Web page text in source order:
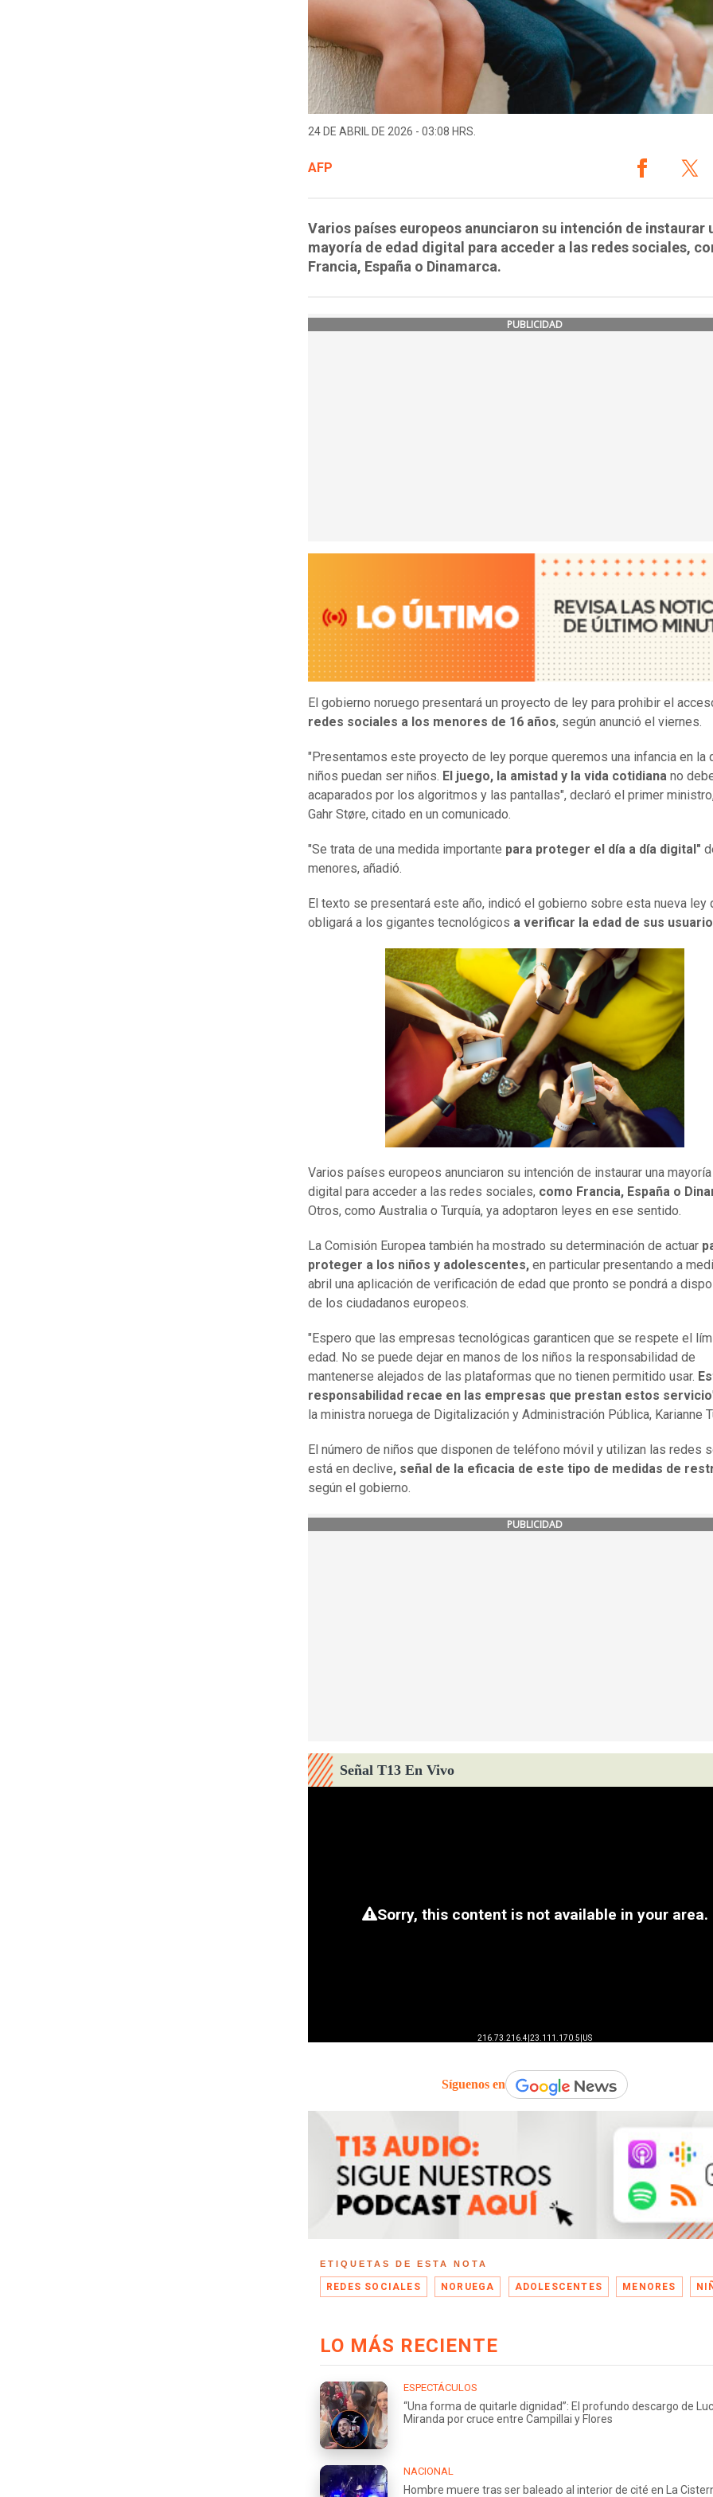
24 DE ABRIL DE 2026 - 03:08 HRS.
AFP
Varios países europeos anunciaron su intención de instaurar
mayoría de edad digital para acceder a las redes sociales,
Francia, España o Dinamarca.
PUBLICIDAD
El gobierno noruego presentará un proyecto de ley para prohibir el
redes sociales a los menores de 16 años, según anunció el viernes.
"Presentamos este proyecto de ley porque queremos una infancia en la
niños puedan ser niños. El juego, la amistad y la vida cotidiana no
acaparados por los algoritmos y las pantallas", declaró el primer
Gahr Støre, citado en un comunicado.
"Se trata de una medida importante para proteger el día a día digital"
menores, añadió.
El texto se presentará este año, indicó el gobierno sobre esta nueva ley
obligará a los gigantes tecnológicos a verificar la edad de sus
Varios países europeos anunciaron su intención de instaurar una
digital para acceder a las redes sociales, como Francia, España o
Otros, como Australia o Turquía, ya adoptaron leyes en ese sentido.
La Comisión Europea también ha mostrado su determinación de actuar
proteger a los niños y adolescentes, en particular presentando a
abril una aplicación de verificación de edad que pronto se pondrá a
de los ciudadanos europeos.
"Espero que las empresas tecnológicas garanticen que se respete el
edad. No se puede dejar en manos de los niños la responsabilidad de
mantenerse alejados de las plataformas que no tienen permitido usar.
responsabilidad recae en las empresas que prestan estos servicio
la ministra noruega de Digitalización y Administración Pública, Karianne
El número de niños que disponen de teléfono móvil y utilizan las redes
está en declive, señal de la eficacia de este tipo de medidas de
según el gobierno.
PUBLICIDAD
Señal T13 En Vivo
Síguenos en
ETIQUETAS DE ESTA NOTA
REDES SOCIALES NORUEGA ADOLESCENTES MENORES
LO MÁS RECIENTE
ESPECTÁCULOS
“Una forma de quitarle dignidad”: El profundo descargo de
Miranda por cruce entre Campillai y Flores
NACIONAL
Hombre muere tras ser baleado al interior de cité en La